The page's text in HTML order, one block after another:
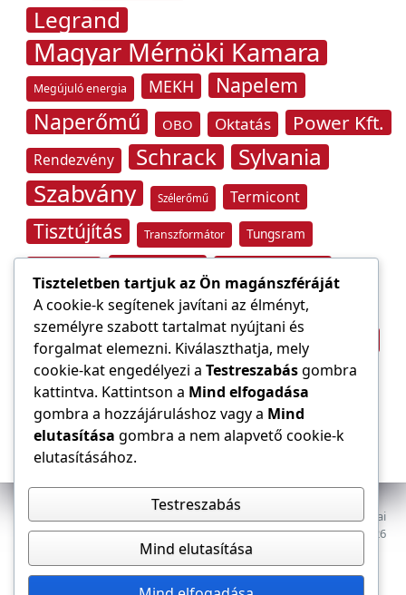
Legrand
Magyar Mérnöki Kamara
Megújuló energia MEKH Napelem
Naperőmű OBO Oktatás Power Kft.
Rendezvény Schrack Sylvania
Szabvány Szélerőmű Termicont
Tisztújítás Transzformátor Tungsram
Villámvédelem
Világítástechnika Áramfogyasztás
Áramszolgáltató Építőipar átviteli hálózat
Az E-VILLAMOS szaklap a Magyar Mérnöki Kamara Elektrotechnikai
Tagozatának lapja. Minden jog fenntartva, © 2009–2026
Dokumentumok Tagozat
Tiszteletben tartjuk az Ön magánszféráját
A cookie-k segítenek javítani az élményt,
személyre szabott tartalmat nyújtani és
forgalmat elemezni. Kiválaszthatja, mely
cookie-kat engedélyezi a Testreszabásgombra
kattintva. Kattintson a Mind elfogadása
gombra a hozzájáruláshoz vagy a Mind
elutasítása gombra a nem alapvető cookie-k
elutasításához.
Testreszabás
Mind elutasítása